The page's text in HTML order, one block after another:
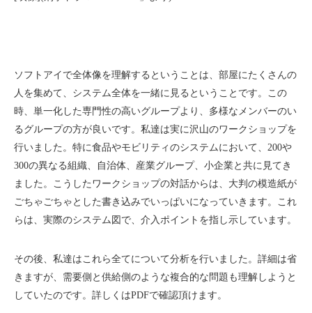
ソフトアイで全体像を理解するということは、部屋にたくさんの
人を集めて、システム全体を一緒に見るということです。この
時、単一化した専門性の高いグループより、多様なメンバーのい
るグループの方が良いです。私達は実に沢山のワークショップを
行いました。特に食品やモビリティのシステムにおいて、200や
300の異なる組織、自治体、産業グループ、小企業と共に見てき
ました。こうしたワークショップの対話からは、大判の模造紙が
ごちゃごちゃとした書き込みでいっぱいになっていきます。これ
らは、実際のシステム図で、介入ポイントを指し示しています。
その後、私達はこれら全てについて分析を行いました。詳細は省
きますが、需要側と供給側のような複合的な問題も理解しようと
していたのです。詳しくはPDFで確認頂けます。